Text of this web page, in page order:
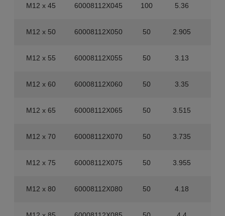
M12 x 45 60008112X045 100 5.36
M12 x 50 60008112X050 50 2.905
M12 x 55 60008112X055 50 3.13
M12 x 60 60008112X060 50 3.35
M12 x 65 60008112X065 50 3.515
M12 x 70 60008112X070 50 3.735
M12 x 75 60008112X075 50 3.955
M12 x 80 60008112X080 50 4.18